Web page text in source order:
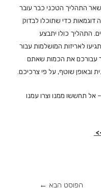
שאר התהליך הטכני כבר עובר
דוגמאות כדי שתוכלו לבדוק
התהליך כולו יתבצע
לאריזות המושלמות עבור
עבורכם את הכמות שאתם
ובאופן שוטף, על פי צרכיכם.
אל תחששו ממנו וצרו עמנו
הפוסט הבא ←